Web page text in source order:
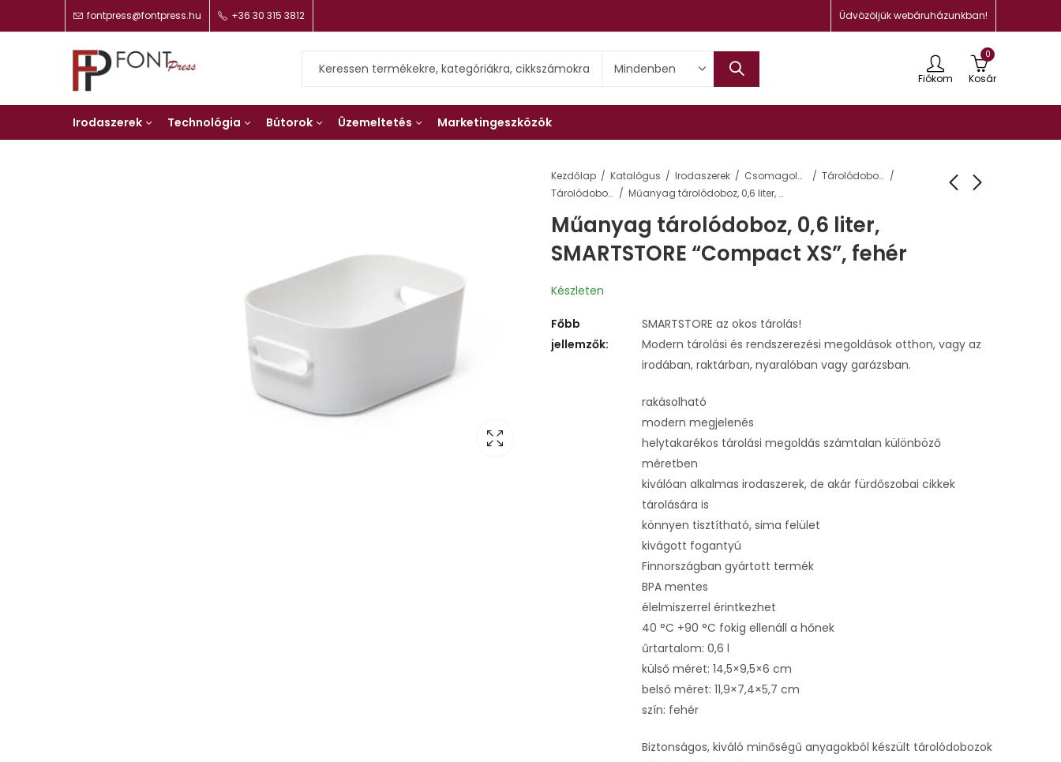
fontpress@fontpress.hu +36 30 315 3812 Üdvözöljük webáruházunkban!
Fiókom
0
Kosár
Irodaszerek Technológia Bútorok Üzemeltetés Marketingeszközök
Kezdőlap Katalógus Irodaszerek Csomagolás, tárolás
Tárolódobozok, ládák és kosarak
Tárolódobozok
Műanyag tárolódoboz, 0,6 liter, SMARTSTORE “Compact XS”, fehér
Műanyag tárolódoboz, 0,6 liter,
SMARTSTORE “Compact XS”, fehér
Készleten
Főbb
jellemzők:
SMARTSTORE az okos tárolás!
Modern tárolási és rendszerezési megoldások otthon, vagy az
irodában, raktárban, nyaralóban vagy garázsban.
rakásolható
modern megjelenés
helytakarékos tárolási megoldás számtalan különböző
méretben
kiválóan alkalmas irodaszerek, de akár fürdőszobai cikkek
tárolására is
könnyen tisztítható, sima felület
kivágott fogantyú
Finnországban gyártott termék
BPA mentes
élelmiszerrel érintkezhet
40 °C +90 °C fokig ellenáll a hőnek
űrtartalom: 0,6 l
külső méret: 14,5×9,5×6 cm
belső méret: 11,9×7,4×5,7 cm
szín: fehér
Biztonságos, kiváló minőségű anyagokból készült tárolódobozok